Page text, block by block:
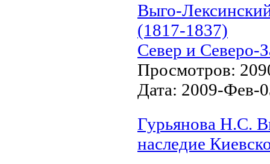
Выго-
(1817-1837)
Север и Северо-
Просмотров:
Дата: 2009-Фев-
Гурьянова Н.С.
наследие